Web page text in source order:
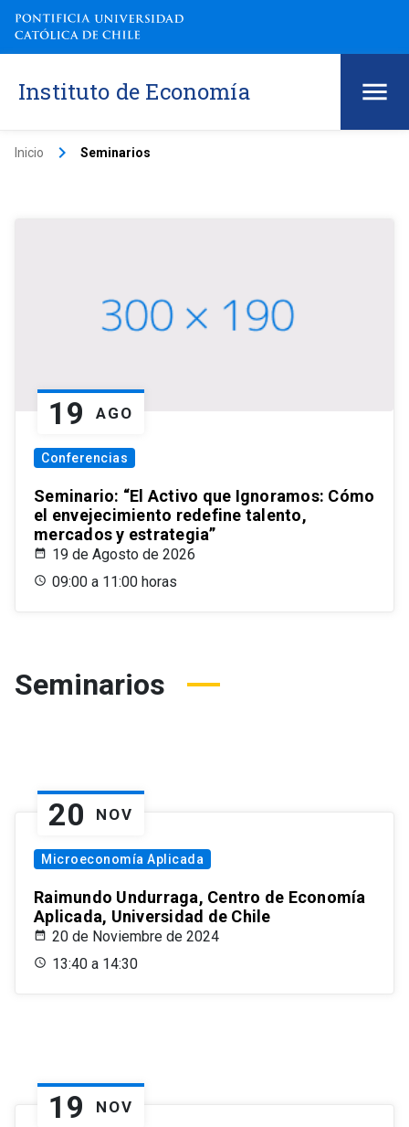
Instituto de Economía
Inicio keyboard_arrow_right Seminarios
19 AGO
Conferencias
Seminario: “El Activo que Ignoramos: Cómo
el envejecimiento redefine talento,
mercados y estrategia”
19 de Agosto de 2026
09:00 a 11:00 horas
Seminarios
20 NOV
Microeconomía Aplicada
Raimundo Undurraga, Centro de Economía
Aplicada, Universidad de Chile
20 de Noviembre de 2024
13:40 a 14:30
19 NOV